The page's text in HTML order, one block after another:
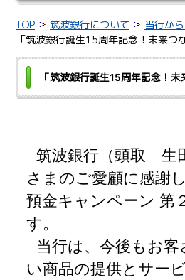
TOP 筑波銀行について 当行か
「筑波銀行誕生15周年記念！未来
「筑波銀行誕生15周年記念！
筑波銀行（頭取 生
さまのご愛顧に感謝
預金キャンペーン 第
す。
当行は、今後もお
い商品の提供とサー